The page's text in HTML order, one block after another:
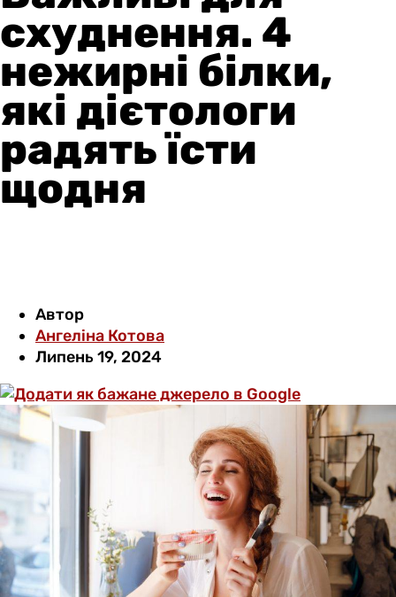
схуднення. 4
нежирні білки,
які дієтологи
радять їсти
щодня
Автор
Ангеліна Котова
Липень 19, 2024